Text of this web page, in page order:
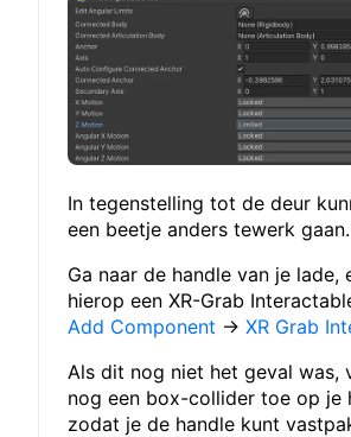
In tegenstelling tot de deur
een beetje anders tewerk gaan.
Ga naar de handle van je lade,
hierop een XR-Grab
Add Component → XR Grab
Als dit nog niet het geval was,
nog een box-collider toe op je
zodat je de handle kunt